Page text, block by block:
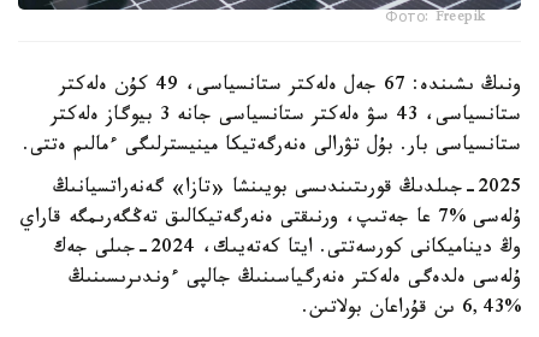
Фото: Freepik
ونىڭ ىشىندە: 67 جەل ەلەكتر ستانسياسى، 49 كۇن ەلەكتر
ستانسياسى، 43 سۋ ەلەكتر ستانسياسى جانە 3 بيوگاز ەلەكتر
ستانسياسى بار. بۇل تۋرالى ەنەرگەتيكا مينيسترلىگى ءمالىم ەتتى.
2025-جىلدىڭ قورىتىندىسى بويىنشا «تازا» گەنەراتسيانىڭ
ۇلەسى %7 عا جەتىپ، ورنىقتى ەنەرگەتيكالىق تەڭگەرىمگە قاراي
وڭ ديناميكانى كورسەتتى. ايتا كەتەيىك، 2024-جىلى جەك
ۇلەسى ەلدەگى ەلەكتر ەنەرگياسىنىڭ جالپى ءوندىرىسىنىڭ
%6,43 ىن قۇراعان بولاتىن.